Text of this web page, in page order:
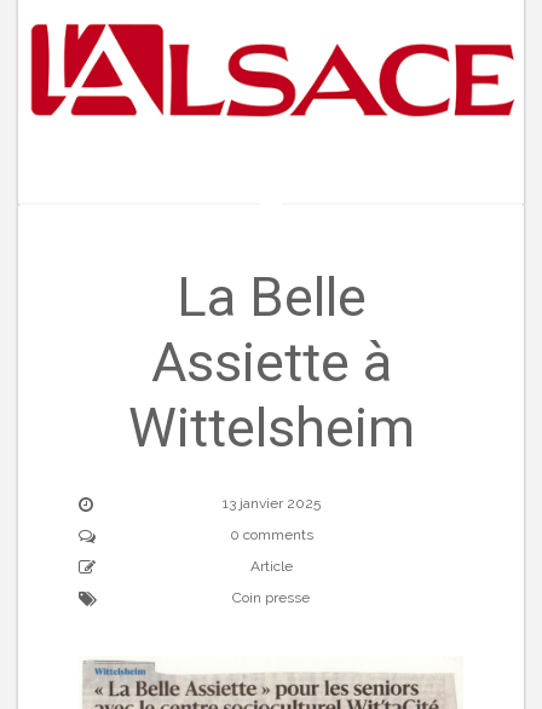
La Belle
Assiette à
Wittelsheim
13 janvier 2025
0 comments
Article
Coin presse